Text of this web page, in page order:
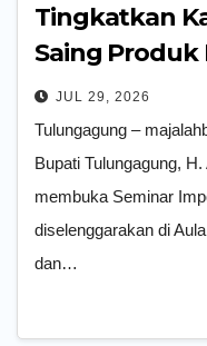
Tingkatkan
Saing
Tulungagung
dan Ekspor
JUL 29, 2026
Tulungagung –
Bupati Tulungagung,
membuka Seminar
diselenggarakan di
dan…